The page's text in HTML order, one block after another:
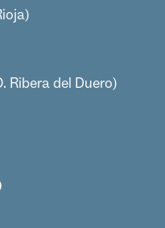
Ribera del Duero)